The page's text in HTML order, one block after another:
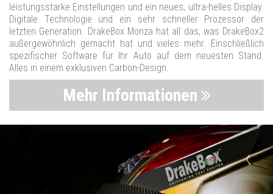
leistungsstarke Einstellungen und ein neues, ultra-helles Display.
Digitale Technologie und ein sehr schneller Prozessor der
letzten Generation. DrakeBox Monza hat all das, was DrakeBox2
außergewöhnlich gemacht hat und vieles mehr. Einschließlich
spezifischer Software für Ihr Auto auf dem neuesten Stand.
Alles in einem exklusiven Carbon-Design.
Mehr Informationen